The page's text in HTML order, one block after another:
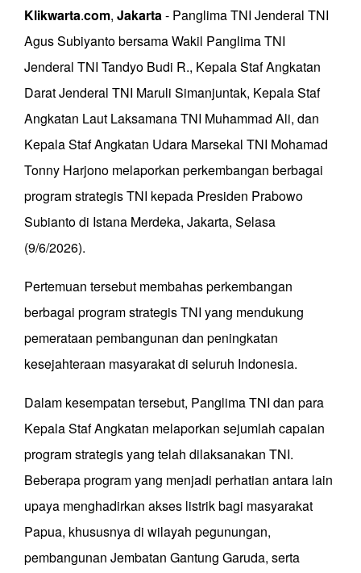
Klikwarta.com, Jakarta- Panglima TNI Jenderal TNI
Agus Subiyanto bersama Wakil Panglima TNI
Jenderal TNI Tandyo Budi R., Kepala Staf Angkatan
Darat Jenderal TNI Maruli Simanjuntak, Kepala Staf
Angkatan Laut Laksamana TNI Muhammad Ali, dan
Kepala Staf Angkatan Udara Marsekal TNI Mohamad
Tonny Harjono melaporkan perkembangan berbagai
program strategis TNI kepada Presiden Prabowo
Subianto di Istana Merdeka, Jakarta, Selasa
(9/6/2026).
Pertemuan tersebut membahas perkembangan
berbagai program strategis TNI yang mendukung
pemerataan pembangunan dan peningkatan
kesejahteraan masyarakat di seluruh Indonesia.
Dalam kesempatan tersebut, Panglima TNI dan para
Kepala Staf Angkatan melaporkan sejumlah capaian
program strategis yang telah dilaksanakan TNI.
Beberapa program yang menjadi perhatian antara lain
upaya menghadirkan akses listrik bagi masyarakat
Papua, khususnya di wilayah pegunungan,
pembangunan Jembatan Gantung Garuda, serta